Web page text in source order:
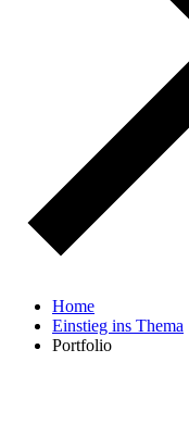
Home
Einstieg ins Thema
Portfolio